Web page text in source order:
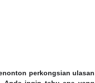
perkongsian ulasan